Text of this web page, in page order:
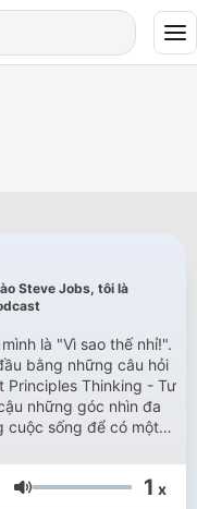
Steve Jobs, tôi là
bằng những câu hỏi
Principles Thinking - Tư
những góc nhìn đa
cuộc sống để có một
Volum 1 x